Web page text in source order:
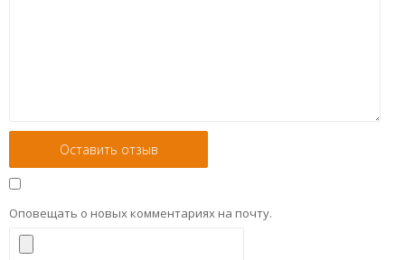
Оповещать о новых комментариях на почту.